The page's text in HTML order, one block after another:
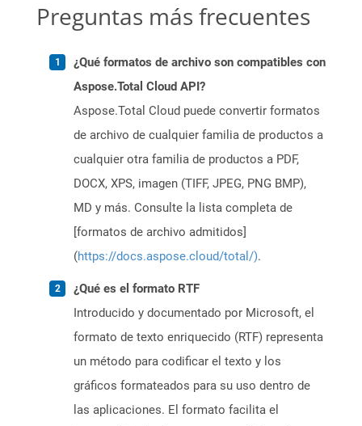
Preguntas más frecuentes
¿Qué formatos de archivo son compatibles con
Aspose.Total Cloud API?
Aspose.Total Cloud puede convertir formatos
de archivo de cualquier familia de productos a
cualquier otra familia de productos a PDF,
DOCX, XPS, imagen (TIFF, JPEG, PNG BMP),
MD y más. Consulte la lista completa de
[formatos de archivo admitidos]
(https://docs.aspose.cloud/total/).
¿Qué es el formato RTF
Introducido y documentado por Microsoft, el
formato de texto enriquecido (RTF) representa
un método para codificar el texto y los
gráficos formateados para su uso dentro de
las aplicaciones. El formato facilita el